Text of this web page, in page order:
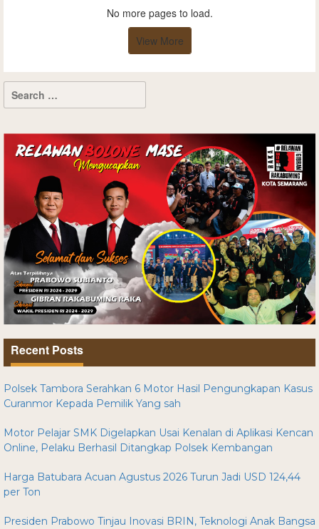
No more pages to load.
View More
Recent Posts
Polsek Tambora Serahkan 6 Motor Hasil Pengungkapan Kasus
Curanmor Kepada Pemilik Yang sah
Motor Pelajar SMK Digelapkan Usai Kenalan di Aplikasi Kencan
Online, Pelaku Berhasil Ditangkap Polsek Kembangan
Harga Batubara Acuan Agustus 2026 Turun Jadi USD 124,44
per Ton
Presiden Prabowo Tinjau Inovasi BRIN, Teknologi Anak Bangsa